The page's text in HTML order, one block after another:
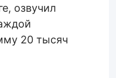
озвучил
20 тысяч